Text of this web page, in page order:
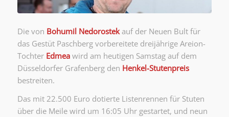
Die von Bohumil Nedorostekauf der Neuen Bult für
das Gestüt Paschberg vorbereitete dreijährige Areion-
Tochter Edmeawird am heutigen Samstag auf dem
Düsseldorfer Grafenberg den Henkel-Stutenpreis
bestreiten.
Das mit 22.500 Euro dotierte Listenrennen für Stuten
über die Meile wird um 16:05 Uhr gestartet, und neun